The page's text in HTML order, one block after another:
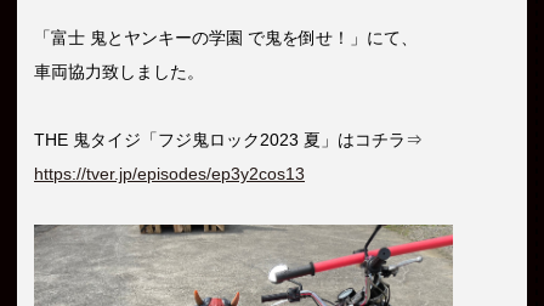
「富士 鬼とヤンキーの学園 で鬼を倒せ！」にて、
車両協力致しました。
THE 鬼タイジ「フジ鬼ロック2023 夏」はコチラ⇒
https://tver.jp/episodes/ep3y2cos13